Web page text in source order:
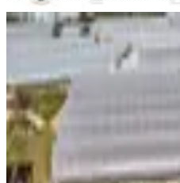
YOLU AÇIK
Fethiye
İmarlı 578
5.250.000 ₺